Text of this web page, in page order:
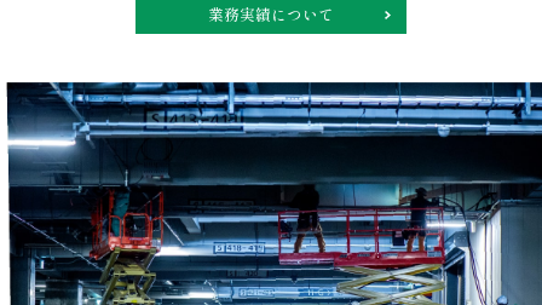
業務実績について